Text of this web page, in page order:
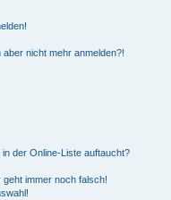
nicht mehr anmelden?!
der Online-Liste auftaucht?
immer noch falsch!